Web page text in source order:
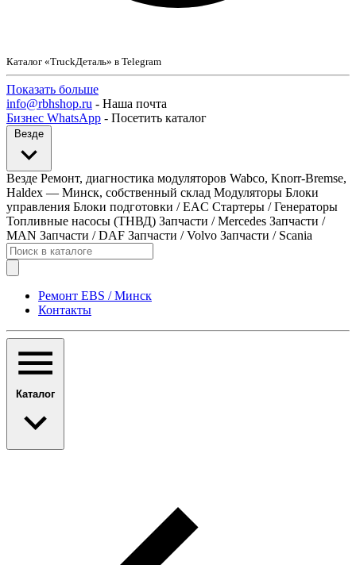
Каталог «TruckДеталь» в Telegram
Показать больше
info@rbhshop.ru - Наша почта
Бизнес WhatsApp - Посетить каталог
Везде
Везде Ремонт, диагностика модуляторов Wabco, Knorr-Bremse,
Haldex — Минск, собственный склад Модуляторы Блоки
управления Блоки подготовки / EAC Стартеры / Генераторы
Топливные насосы (ТНВД) Запчасти / Mercedes Запчасти /
MAN Запчасти / DAF Запчасти / Volvo Запчасти / Scania
Ремонт EBS / Минск
Контакты
Каталог